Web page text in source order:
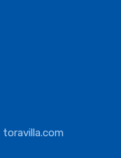
toravilla.com